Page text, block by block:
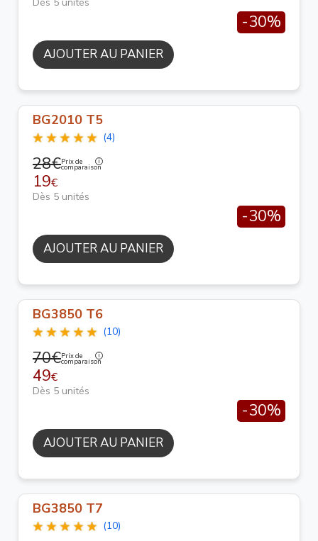
-30%
AJOUTER AU PANIER
BG2010 T5
(4)
28€Prix de
comparaison
19€
Dès 5 unités
-30%
AJOUTER AU PANIER
BG3850 T6
(10)
70€Prix de
comparaison
49€
Dès 5 unités
-30%
AJOUTER AU PANIER
BG3850 T7
(10)